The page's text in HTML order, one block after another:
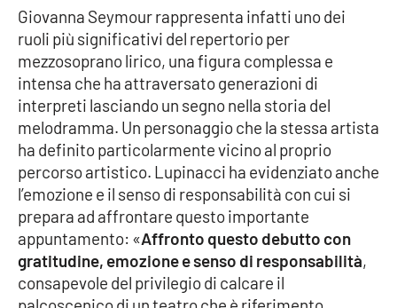
Sport
RUBRICHE
Good Morning Vietnam
Parchi Marini Calabria
Leggendo Alvaro insieme
Imprese Di Calabria
Giovanna Seymour rappresenta infatti uno dei
ruoli più significativi del repertorio per
mezzosoprano lirico, una figura complessa e
intensa che ha attraversato generazioni di
interpreti lasciando un segno nella storia del
melodramma. Un personaggio che la stessa artista
ha definito particolarmente vicino al proprio
percorso artistico. Lupinacci ha evidenziato anche
l’emozione e il senso di responsabilità con cui si
prepara ad affrontare questo importante
appuntamento: «Affronto questo debutto con
gratitudine, emozione e senso di responsabilità,
consapevole del privilegio di calcare il